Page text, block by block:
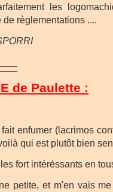
les
règlementations ....
de Paulette :
enfumer (lacrimos
qui est plutôt bien
fort intéréssants en
petite, et m'en vais